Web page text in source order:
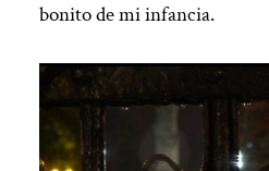
bonito de mi infancia.